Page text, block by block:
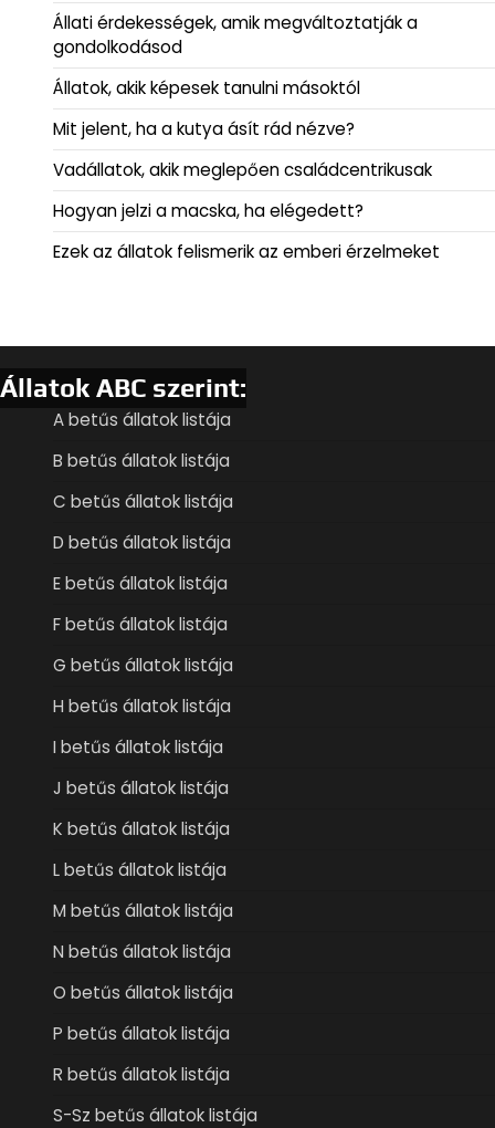
Állati érdekességek, amik megváltoztatják a
gondolkodásod
Állatok, akik képesek tanulni másoktól
Mit jelent, ha a kutya ásít rád nézve?
Vadállatok, akik meglepően családcentrikusak
Hogyan jelzi a macska, ha elégedett?
Ezek az állatok felismerik az emberi érzelmeket
Állatok ABC szerint:
A betűs állatok listája
B betűs állatok listája
C betűs állatok listája
D betűs állatok listája
E betűs állatok listája
F betűs állatok listája
G betűs állatok listája
H betűs állatok listája
I betűs állatok listája
J betűs állatok listája
K betűs állatok listája
L betűs állatok listája
M betűs állatok listája
N betűs állatok listája
O betűs állatok listája
P betűs állatok listája
R betűs állatok listája
S-Sz betűs állatok listája